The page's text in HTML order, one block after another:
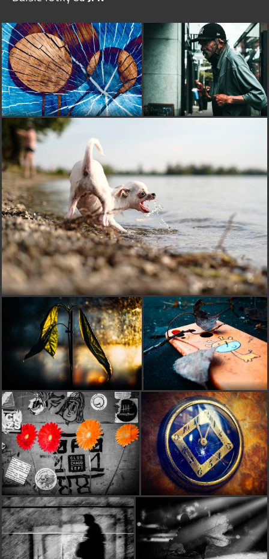
že sa tu prezentuje nezhoda v názoroch by malo byť
posunutie dopredu a poučiť sa.